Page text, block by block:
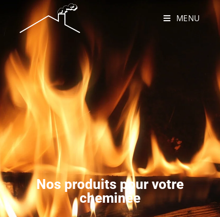
MENU
Nos produits pour votre
cheminée